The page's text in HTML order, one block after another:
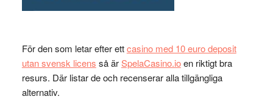
För den som letar efter ettcasino med 10 euro deposit
utan svensk licens så ärSpelaCasino.ioen riktigt bra
resurs. Där listar de och recenserar alla tillgängliga
alternativ.